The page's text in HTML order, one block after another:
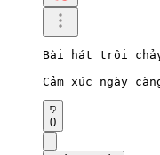
Bài hát trôi
Cảm xúc ngày
0